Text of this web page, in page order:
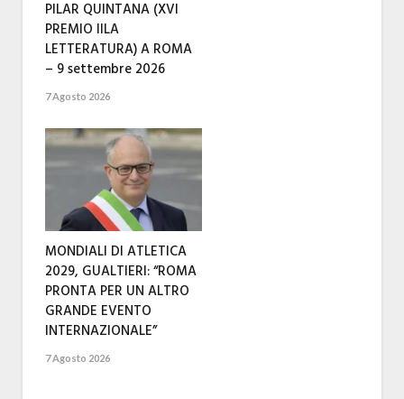
PILAR QUINTANA (XVI
PREMIO IILA
LETTERATURA) A ROMA
– 9 settembre 2026
7 Agosto 2026
MONDIALI DI ATLETICA
2029, GUALTIERI: “ROMA
PRONTA PER UN ALTRO
GRANDE EVENTO
INTERNAZIONALE”
7 Agosto 2026